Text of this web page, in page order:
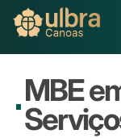
Buscar
MBE